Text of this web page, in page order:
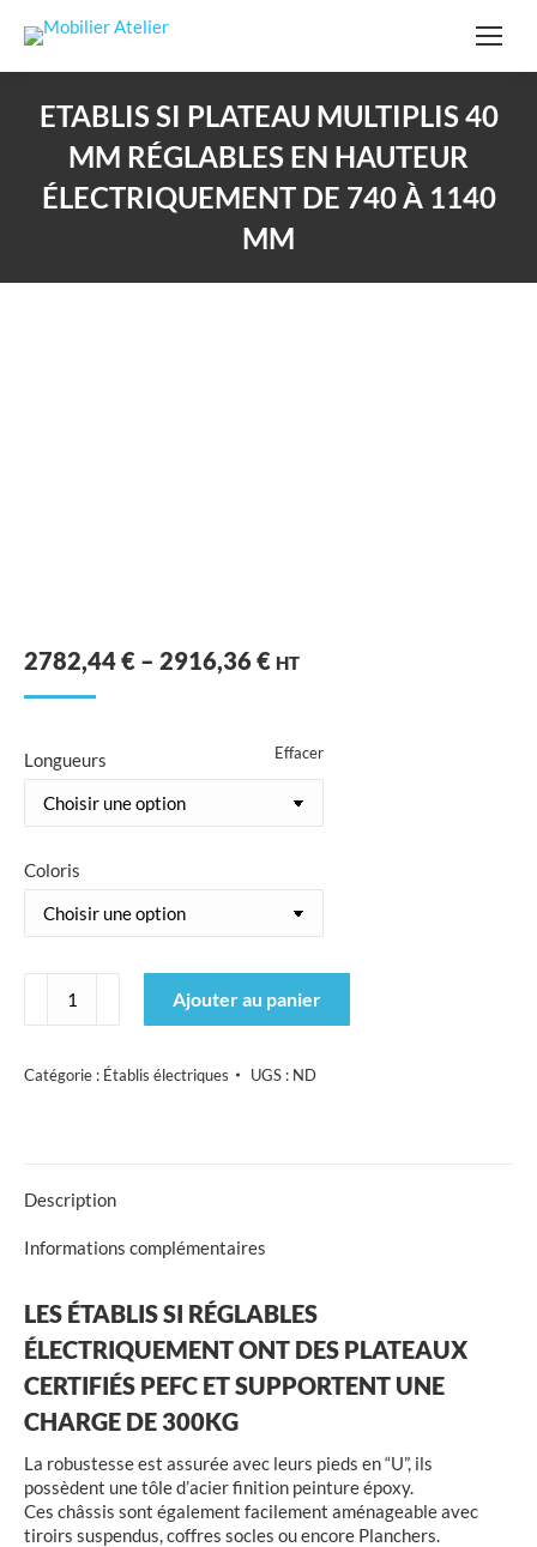
ETABLIS SI PLATEAU MULTIPLIS 40
MM RÉGLABLES EN HAUTEUR
ÉLECTRIQUEMENT DE 740 À 1140
MM
2782,44€ – 2916,36€PLAGE
:
2782,44 €
HT
Longueurs
Coloris
Effacer
Etablis
plateau
en
électriquement
à
1140
Ajouter au panier
Catégorie : Établis électriques UGS : ND
Description
Informations complémentaires
LES ÉTABLIS SI RÉGLABLES
ÉLECTRIQUEMENT ONT DES PLATEAUX
CERTIFIÉS PEFC ET SUPPORTENT UNE
CHARGE DE 300KG
La robustesse est assurée avec leurs pieds en “U”, ils
possèdent une tôle d’acier finition peinture époxy.
Ces châssis sont également facilement aménageable avec
tiroirs suspendus, coffres socles ou encore Planchers.